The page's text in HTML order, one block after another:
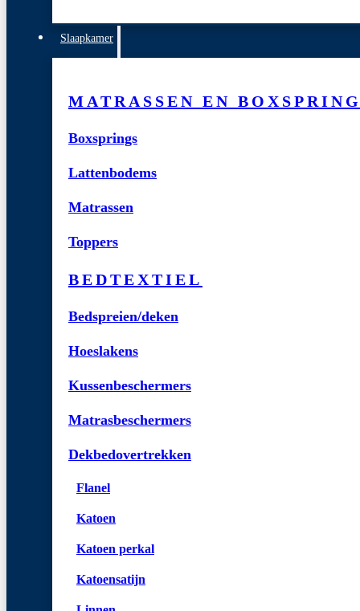
Slaapkamer
MATRASSEN EN
Boxsprings
Lattenbodems
Matrassen
Toppers
BEDTEXTIEL
Bedspreien/deken
Hoeslakens
Kussenbeschermers
Matrasbeschermers
Dekbedovertrekken
Flanel
Katoen
Katoen perkal
Katoensatijn